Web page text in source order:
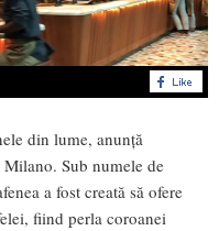
din lume, anunță
Sub numele de
a fost creată să ofere
fiind perla coroanei